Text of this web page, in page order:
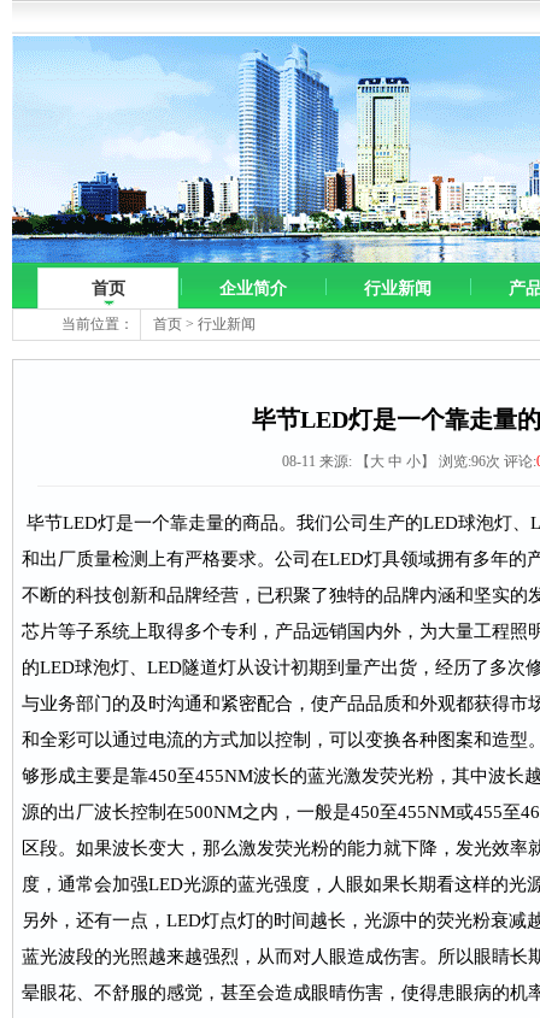
首页 企业简介 行业新闻 产
当前位置： 首页 > 行业新闻
毕节LED灯是一个靠走量
08-11 来源: 【 大 中 小】 浏览:96次 评论:
毕节LED灯是一个靠走量的商品。我们公司生产的LED球泡灯、
和出厂质量检测上有严格要求。公司在LED灯具领域拥有多年的
不断的科技创新和品牌经营，已积聚了独特的品牌内涵和坚实的
芯片等子系统上取得多个专利，产品远销国内外，为大量工程照
的LED球泡灯、LED隧道灯从设计初期到量产出货，经历了多次
与业务部门的及时沟通和紧密配合，使产品品质和外观都获得市
和全彩可以通过电流的方式加以控制，可以变换各种图案和造型
够形成主要是靠450至455NM波长的蓝光激发荧光粉，其中波长
源的出厂波长控制在500NM之内，一般是450至455NM或455至
区段。如果波长变大，那么激发荧光粉的能力就下降，发光效率
度，通常会加强LED光源的蓝光强度，人眼如果长期看这样的光
另外，还有一点，LED灯点灯的时间越长，光源中的荧光粉衰减
蓝光波段的光照越来越强烈，从而对人眼造成伤害。所以眼睛长
晕眼花、不舒服的感觉，甚至会造成眼晴伤害，使得患眼病的机